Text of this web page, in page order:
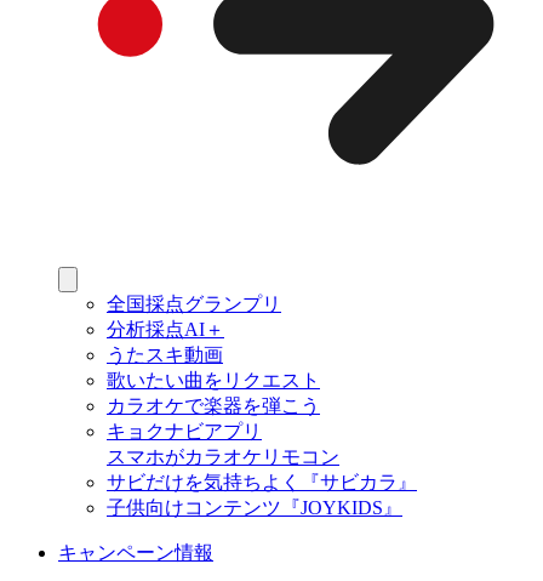
全国採点グランプリ
分析採点AI＋
うたスキ動画
歌いたい曲をリクエスト
カラオケで楽器を弾こう
キョクナビアプリ
スマホがカラオケリモコン
サビだけを気持ちよく『サビカラ』
子供向けコンテンツ『JOYKIDS』
キャンペーン情報